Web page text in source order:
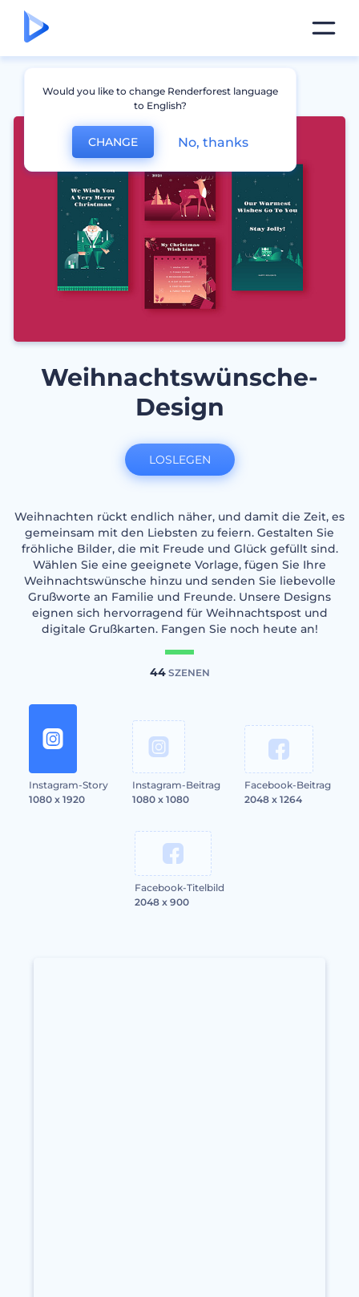
Weihnachtswünsche-
Design
Weihnachten rückt endlich näher, und damit die Zeit, es
gemeinsam mit den Liebsten zu feiern. Gestalten Sie
fröhliche Bilder, die mit Freude und Glück gefüllt sind.
Wählen Sie eine geeignete Vorlage, fügen Sie Ihre
Weihnachtswünsche hinzu und senden Sie liebevolle
Grußworte an Familie und Freunde. Unsere Designs
eignen sich hervorragend für Weihnachtspost und
digitale Grußkarten. Fangen Sie noch heute an!
44SZENEN
Instagram-Story
1080 x 1920
Instagram-Beitrag
1080 x 1080
Facebook-Beitrag
2048 x 1264
Facebook-Titelbild
2048 x 900
LOSLEGEN
Would you like to change Renderforest language
to English?
CHANGE No, thanks